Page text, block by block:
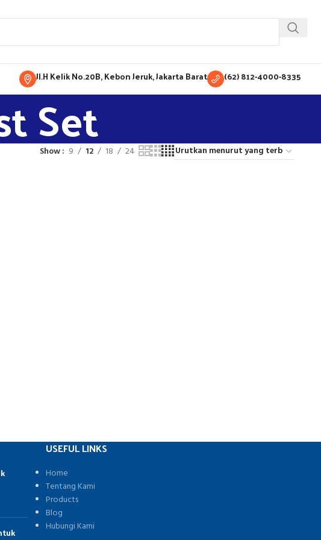
Jl.H Kelik No.20B, Kebon Jeruk, Jakarta Barat (62) 812-4000-8335
Set
Show 9 12 18 24
USEFUL LINKS
Home
Tentang Kami
Products
Blog
Hubungi Kami